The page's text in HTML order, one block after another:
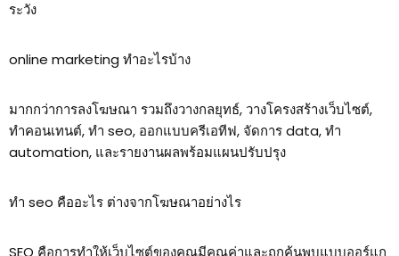
ระวัง
online marketing ทําอะไรบ้าง
มากกว่าการลงโฆษณา รวมถึงวางกลยุทธ์, วางโครงสร้างเว็บไซต์,
ทำคอนเทนต์, ทำ seo, ออกแบบครีเอทีฟ, จัดการ data, ทำ
automation, และรายงานผลพร้อมแผนปรับปรุง
ทํา seo คืออะไร ต่างจากโฆษณาอย่างไร
SEO คือการทำให้เว็บไซต์ของคุณมีคุณค่าและถูกค้นพบแบบออร์แก